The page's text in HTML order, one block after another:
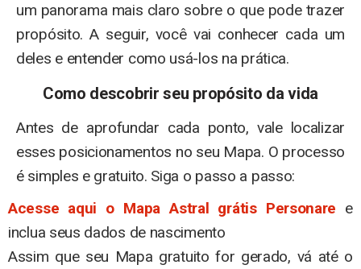
um panorama mais claro sobre o que pode trazer
propósito. A seguir, você vai conhecer cada um
deles e entender como usá-los na prática.
Como descobrir seu propósito da vida
Antes de aprofundar cada ponto, vale localizar
esses posicionamentos no seu Mapa. O processo
é simples e gratuito. Siga o passo a passo:
Acesse aqui o Mapa Astral grátis Personare e
inclua seus dados de nascimento
Assim que seu Mapa gratuito for gerado, vá até o